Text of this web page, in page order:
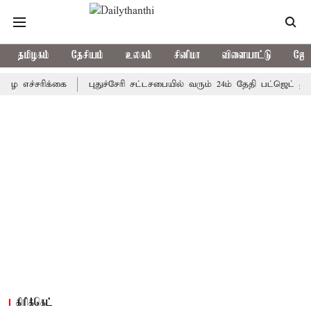
தமிழகம் தேசியம் உலகம் சினிமா விளையாட்டு
புதுச்சேரி சட்டசபையில் வரும் 24ம் தேதி பட்ஜெட்
கிரிக்கெட்